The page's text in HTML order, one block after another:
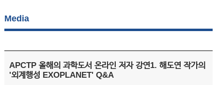
Media
APCTP 올해의 과학도서 온라인 저자 강연1. 해도연 작가의
'외계행성 EXOPLANET' Q&A